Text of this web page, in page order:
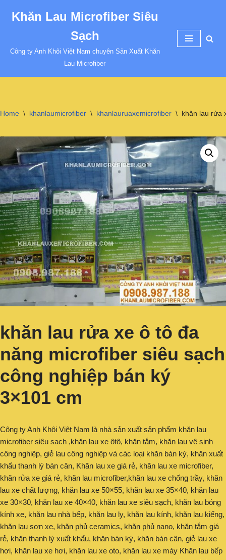
nội
Khăn Lau Microfiber Siêu
Sạch
Công ty Anh Khôi Việt Nam chuyên Sản Xuất Khăn
Lau Microfiber
Home \ khanlaumicrofiber \ khanlauruaxemicrofiber \ khăn lau rửa
khăn lau rửa xe ô tô đa
năng microfiber siêu sạch
công nghiệp bán ký
3×101 cm
Công ty Anh Khôi Việt Nam là nhà sản xuất sản phẩm khăn lau
microfiber siêu sạch ,khăn lau xe ôtô, khăn tắm, khăn lau vệ sinh
công nghiệp, giẻ lau công nghiệp và các loại khăn bán ký, khăn xuất
khẩu thanh lý bán cân, Khăn lau xe giá rẻ, khăn lau xe microfiber,
khăn rửa xe giá rẻ, khăn lau microfiber,khăn lau xe chống trầy, khăn
lau xe chất lượng, khăn lau xe 50×55, khăn lau xe 35×40, khăn lau
xe 30×30, khăn lau xe 40×40, khăn lau xe siêu sạch, khăn lau bóng
kính xe, khăn lau nhà bếp, khăn lau ly, khăn lau kính, khăn lau kiếng,
khăn lau sơn xe, khăn phủ ceramics, khăn phủ nano, khăn tắm giá
rẻ, khăn thanh lý xuất khẩu, khăn bán ký, khăn bán cân, giẻ lau xe
hơi, khăn lau xe hơi, khăn lau xe oto, khăn lau xe máy Khăn lau bếp